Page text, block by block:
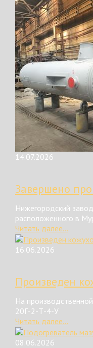
14.07.2026
Завершено
Нижегородский
расположенного в
Читать далее...
16.06.2026
Произведен
На
20Г-2-Т-4-У
Читать далее...
08.06.2026